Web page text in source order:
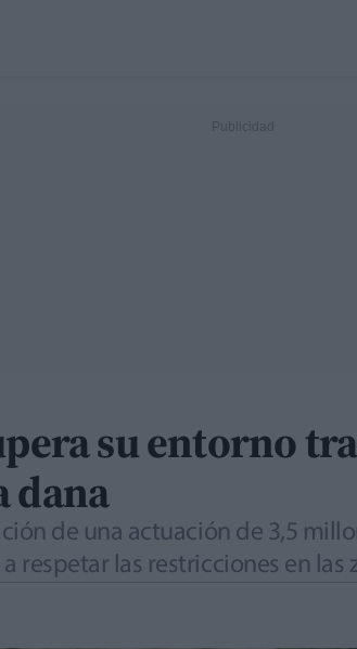
su entorno
dana
de una actuación de 3,5
respetar las restricciones en las